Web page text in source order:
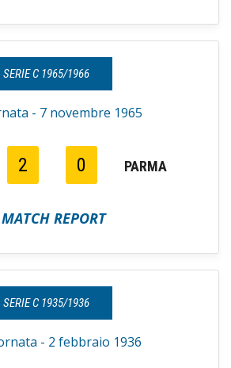
SERIE C 1965/1966
- 7 novembre 1965
2 0 PARMA
MATCH REPORT
SERIE C 1935/1936
- 2 febbraio 1936